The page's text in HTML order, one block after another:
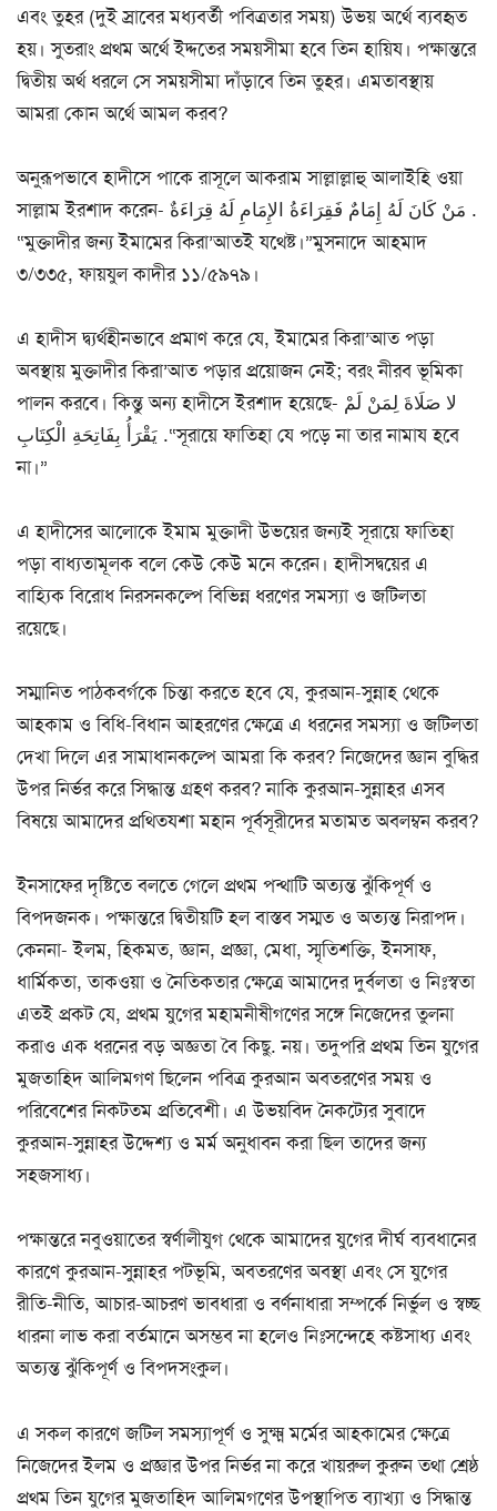
এবং তুহর (দুই স্রাবের মধ্যবর্তী পবিত্রতার সময়) উভয় অর্থে ব্যবহৃত
হয়। সুতরাং প্রথম অর্থে ইদ্দতের সময়সীমা হবে তিন হায়িয। পক্ষান্তরে
দ্বিতীয় অর্থ ধরলে সে সময়সীমা দাঁড়াবে তিন তুহর। এমতাবস্থায়
আমরা কোন অর্থে আমল করব?
অনুরূপভাবে হাদীসে পাকে রাসূলে আকরাম সাল্লাল্লাহু আলাইহি ওয়া
সাল্লাম ইরশাদ করেন- مَنْ كَانَ لَهُ إِمَامٌ فَقِرَاءَةُ الإِمَامِ لَهُ قِرَاءَةٌ .
“মুক্তাদীর জন্য ইমামের কিরা’আতই যথেষ্ট।”মুসনাদে আহমাদ
৩/৩৩৫, ফায়যুল কাদীর ১১/৫৯৭৯।
এ হাদীস দ্ব্যর্থহীনভাবে প্রমাণ করে যে, ইমামের কিরা’আত পড়া
অবস্থায় মুক্তাদীর কিরা’আত পড়ার প্রয়োজন নেই; বরং নীরব ভূমিকা
পালন করবে। কিন্তু অন্য হাদীসে ইরশাদ হয়েছে- لا صَلَاةَ لِمَنْ لَمْ
يَقْرَأُ بِفَاتِحَةِ الْكِتَابِ .“সূরায়ে ফাতিহা যে পড়ে না তার নামায হবে
না।”
এ হাদীসের আলোকে ইমাম মুক্তাদী উভয়ের জন্যই সূরায়ে ফাতিহা
পড়া বাধ্যতামূলক বলে কেউ কেউ মনে করেন। হাদীসদ্বয়ের এ
বাহ্যিক বিরোধ নিরসনকল্পে বিভিন্ন ধরণের সমস্যা ও জটিলতা
রয়েছে।
সম্মানিত পাঠকবর্গকে চিন্তা করতে হবে যে, কুরআন-সুন্নাহ থেকে
আহকাম ও বিধি-বিধান আহরণের ক্ষেত্রে এ ধরনের সমস্যা ও জটিলতা
দেখা দিলে এর সামাধানকল্পে আমরা কি করব? নিজেদের জ্ঞান বুদ্ধির
উপর নির্ভর করে সিদ্ধান্ত গ্রহণ করব? নাকি কুরআন-সুন্নাহর এসব
বিষয়ে আমাদের প্রথিতযশা মহান পূর্বসূরীদের মতামত অবলম্বন করব?
ইনসাফের দৃষ্টিতে বলতে গেলে প্রথম পন্থাটি অত্যন্ত ঝুঁকিপূর্ণ ও
বিপদজনক। পক্ষান্তরে দ্বিতীয়টি হল বাস্তব সম্মত ও অত্যন্ত নিরাপদ।
কেননা- ইলম, হিকমত, জ্ঞান, প্রজ্ঞা, মেধা, স্মৃতিশক্তি, ইনসাফ,
ধার্মিকতা, তাকওয়া ও নৈতিকতার ক্ষেত্রে আমাদের দুর্বলতা ও নিঃস্বতা
এতই প্রকট যে, প্রথম যুগের মহামনীষীগণের সঙ্গে নিজেদের তুলনা
করাও এক ধরনের বড় অজ্ঞতা বৈ কিছু. নয়। তদুপরি প্রথম তিন যুগের
মুজতাহিদ আলিমগণ ছিলেন পবিত্র কুরআন অবতরণের সময় ও
পরিবেশের নিকটতম প্রতিবেশী। এ উভয়বিদ নৈকট্যের সুবাদে
কুরআন-সুন্নাহর উদ্দেশ্য ও মর্ম অনুধাবন করা ছিল তাদের জন্য
সহজসাধ্য।
পক্ষান্তরে নবুওয়াতের স্বর্ণালীযুগ থেকে আমাদের যুগের দীর্ঘ ব্যবধানের
কারণে কুরআন-সুন্নাহর পটভূমি, অবতরণের অবস্থা এবং সে যুগের
রীতি-নীতি, আচার-আচরণ ভাবধারা ও বর্ণনাধারা সম্পর্কে নির্ভুল ও স্বচ্ছ
ধারনা লাভ করা বর্তমানে অসম্ভব না হলেও নিঃসন্দেহে কষ্টসাধ্য এবং
অত্যন্ত ঝুঁকিপূর্ণ ও বিপদসংকুল।
এ সকল কারণে জটিল সমস্যাপূর্ণ ও সুক্ষ্ম মর্মের আহকামের ক্ষেত্রে
নিজেদের ইলম ও প্রজ্ঞার উপর নির্ভর না করে খায়রুল কুরুন তথা শ্রেষ্ঠ
প্রথম তিন যুগের মুজতাহিদ আলিমগণের উপস্থাপিত ব্যাখ্যা ও সিদ্ধান্ত